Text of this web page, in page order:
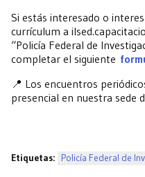
Si estás interesado o
currículum a
“Policía Federal de
completar el siguiente
📍 Los encuentros
presencial en nuestra sede
Etiquetas: Policía Federal de